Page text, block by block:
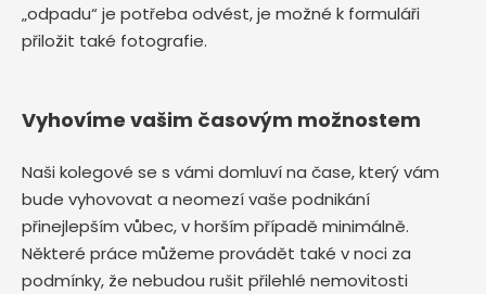
„odpadu“ je potřeba odvést, je možné k formuláři
přiložit také fotografie.
Vyhovíme vašim časovým možnostem
Naši kolegové se s vámi domluví na čase, který vám
bude vyhovovat a neomezí vaše podnikání
přinejlepším vůbec, v horším případě minimálně.
Některé práce můžeme provádět také v noci za
podmínky, že nebudou rušit přilehlé nemovitosti